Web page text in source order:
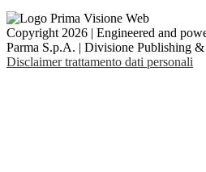
Copyright 2026 | Engineered and
Parma S.p.A. | Divisione Publishing
Disclaimer trattamento dati personali